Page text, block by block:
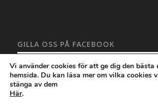
GILLA OSS PÅ FACEBOOK
Vi använder cookies för att ge dig den bästa
hemsida. Du kan läsa mer om vilka cookies
stänga av dem
Här.